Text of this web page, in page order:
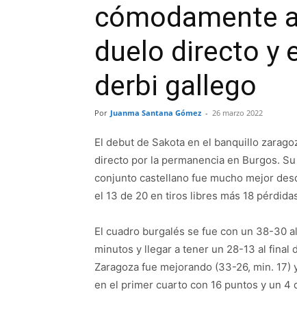
cómodamente
duelo directo y
derbi gallego
Por Juanma Santana Gómez - 26 marzo 2022
El debut de Sakota en el banquillo
directo por la permanencia en Burgos.
conjunto castellano fue mucho mejor
el 13 de 20 en tiros libres más 18
El cuadro burgalés se fue con un 38-30
minutos y llegar a tener un 28-13 al final
Zaragoza fue mejorando (33-26, min.
en el primer cuarto con 16 puntos y un 4